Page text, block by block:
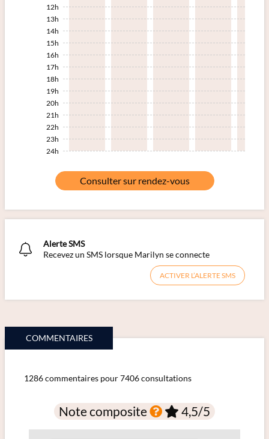
12h
13h
14h
15h
16h
17h
18h
19h
20h
21h
22h
23h
24h
Consulter sur rendez-vous
Alerte SMS
Recevez un SMS lorsque Marilyn se connecte
ACTIVER L’ALERTE SMS
COMMENTAIRES
1286 commentaires pour 7406 consultations
Note composite 4,5/5